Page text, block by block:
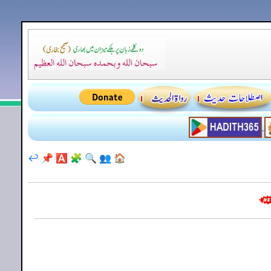
🏠
👥
🔍
🧩
🅰️
📌
↩️